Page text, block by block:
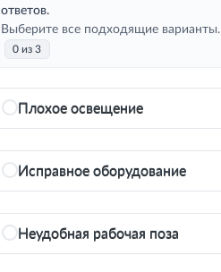
ответов.
Выберите все подходящие варианты.
0 из 3
Плохое освещение
Исправное оборудование
Неудобная рабочая поза